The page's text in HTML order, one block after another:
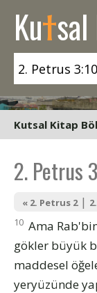
Kut
Kutsal Kitap
2. Petrus
« 2. Petrus 2|
10 Ama
gökler büyük
maddesel
yeryüzünde